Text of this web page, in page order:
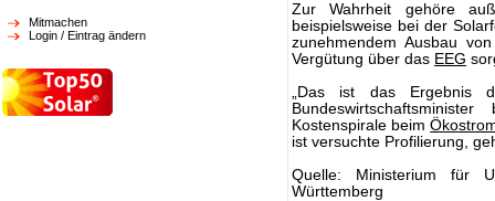
Mitmachen
Login / Eintrag ändern
Zur Wahrheit gehöre
beispielsweise bei der
zunehmendem Ausbau
Vergütung über das EEG
„Das ist das Ergebnis
Kostenspirale beim
ist versuchte Profilierung,
Quelle: Ministerium für
Württemberg